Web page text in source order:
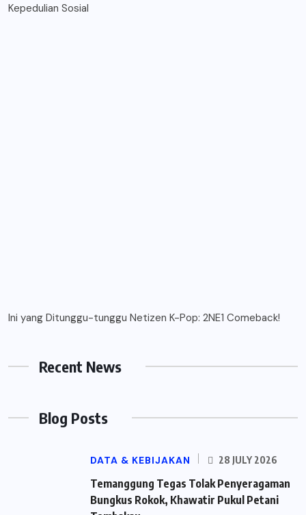
Kepedulian Sosial
Ini yang Ditunggu-tunggu Netizen K-Pop: 2NE1 Comeback!
Recent News
Blog Posts
DATA & KEBIJAKAN 28 JULY 2026
Temanggung Tegas Tolak Penyeragaman
Bungkus Rokok, Khawatir Pukul Petani